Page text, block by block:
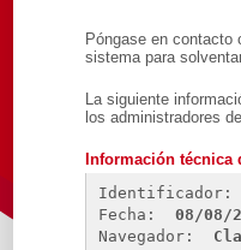
Póngase en contacto
sistema para
La siguiente
los administradores
Información técnica
Identificador:
Fecha:
08/08/
Navegador: